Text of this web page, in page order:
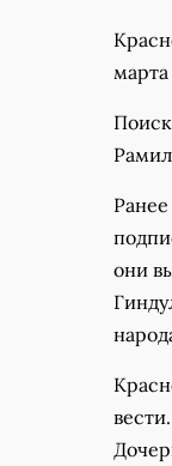
марта
они